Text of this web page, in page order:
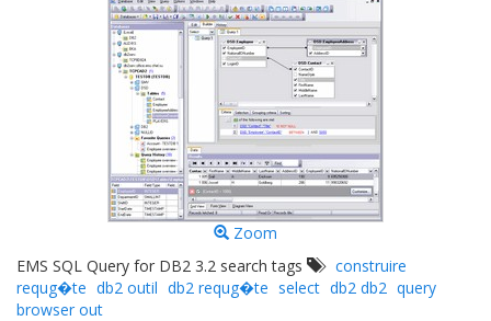
Zoom
EMS SQL Query for DB2 3.2 search tags
construire
requg�te db2 outil db2 requg�te select db2 db2 query
browser out